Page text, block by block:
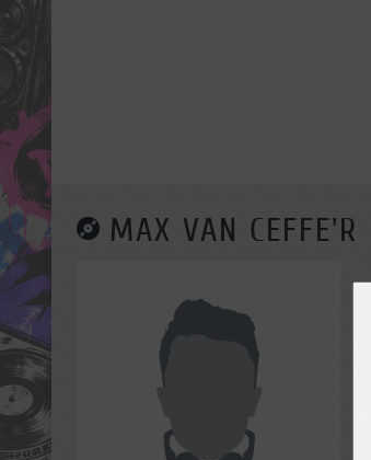
MAX VAN CEFFE'R